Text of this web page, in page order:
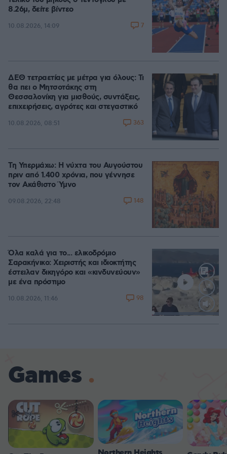
8.26μ, δείτε βίντεο
10.08.2026, 14:09 7
ΔΕΘ τετραετίας με μέτρα για όλους: Τι
θα πει ο Μητσοτάκης στη
Θεσσαλονίκη για μισθούς, συντάξεις,
επιχειρήσεις, αγρότες και στεγαστικό
10.08.2026, 08:51 363
Τη Υπερμάχω: Η νύχτα του Αυγούστου
πριν από 1.400 χρόνια, που γέννησε
τον Ακάθιστο Ύμνο
09.08.2026, 22:48 148
Loaded
Όλα καλά για το... ελικοδρόμιο
Σαρακήνικο: Χειριστής και ιδιοκτήτης
έστειλαν δικηγόρο και «κινδυνεύουν»
με ένα πρόστιμο
10.08.2026, 11:46 98
Games